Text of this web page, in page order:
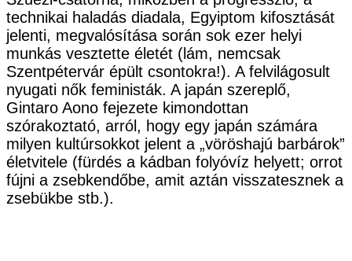
technikai haladás diadala, Egyiptom kifosztását
jelenti, megvalósítása során sok ezer helyi
munkás vesztette életét (lám, nemcsak
Szentpétervár épült csontokra!). A felvilágosult
nyugati nők feministák. A japán szereplő,
Gintaro Aono fejezete kimondottan
szórakoztató, arról, hogy egy japán számára
milyen kultúrsokkot jelent a „vöröshajú barbárok”
életvitele (fürdés a kádban folyóvíz helyett; orrot
fújni a zsebkendőbe, amit aztán visszatesznek a
zsebükbe stb.).